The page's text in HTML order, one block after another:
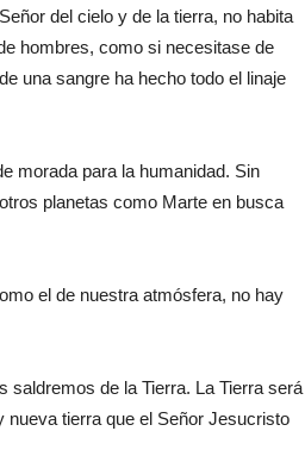
del cielo y de la tierra, no habita
hombres, como si necesitase de
una sangre ha hecho todo el linaje
morada para la humanidad. Sin
planetas como Marte en busca
el de nuestra atmósfera, no hay
saldremos de la Tierra. La Tierra será
tierra que el Señor Jesucristo